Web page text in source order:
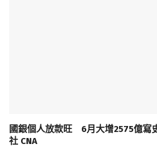
國銀個人放款旺 6月大增2575億寫
社 CNA